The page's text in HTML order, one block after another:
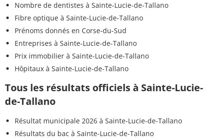
Nombre de dentistes à Sainte-Lucie-de-Tallano
Fibre optique à Sainte-Lucie-de-Tallano
Prénoms donnés en Corse-du-Sud
Entreprises à Sainte-Lucie-de-Tallano
Prix immobilier à Sainte-Lucie-de-Tallano
Hôpitaux à Sainte-Lucie-de-Tallano
Tous les résultats officiels à Sainte-Lucie-
de-Tallano
Résultat municipale 2026 à Sainte-Lucie-de-Tallano
Résultats du bac à Sainte-Lucie-de-Tallano